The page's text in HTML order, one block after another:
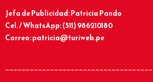
Jefa de Publicidad: Patricia Pando
Cel. / WhatsApp: (511) 986210180
Correo: patricia@turiweb.pe